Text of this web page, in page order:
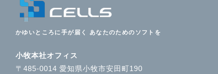
かゆいところに手が届く あなたのためのソフトを
小牧本社オフィス
〒485-0014 愛知県小牧市安田町190